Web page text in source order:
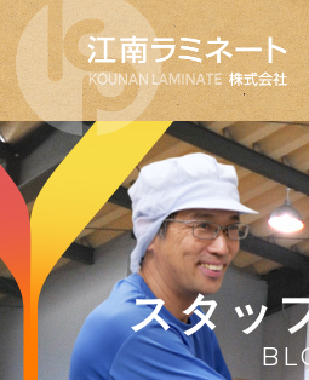
スタッ